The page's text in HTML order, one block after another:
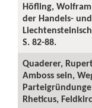
Höfling,
der Handels-
S. 82-88.
Quaderer,
Amboss sein,
Rheticus,